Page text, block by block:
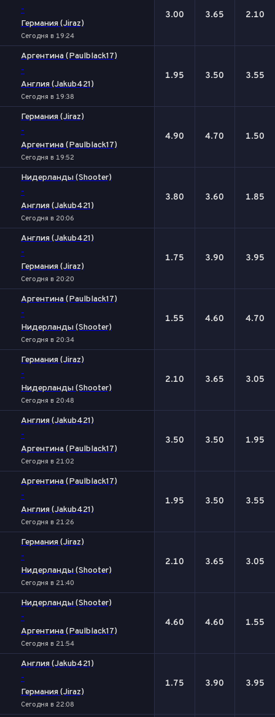
-
Германия (Jiraz)
Сегодня в 19:24
3.00 3.65 2.10
Аргентина (Paulblack17)
-
Англия (Jakub421)
Сегодня в 19:38
1.95 3.50 3.55
Германия (Jiraz)
-
Аргентина (Paulblack17)
Сегодня в 19:52
4.90 4.70 1.50
Нидерланды (Shooter)
-
Англия (Jakub421)
Сегодня в 20:06
3.80 3.60 1.85
Англия (Jakub421)
-
Германия (Jiraz)
Сегодня в 20:20
1.75 3.90 3.95
Аргентина (Paulblack17)
-
Нидерланды (Shooter)
Сегодня в 20:34
1.55 4.60 4.70
Германия (Jiraz)
-
Нидерланды (Shooter)
Сегодня в 20:48
2.10 3.65 3.05
Англия (Jakub421)
-
Аргентина (Paulblack17)
Сегодня в 21:02
3.50 3.50 1.95
Аргентина (Paulblack17)
-
Англия (Jakub421)
Сегодня в 21:26
1.95 3.50 3.55
Германия (Jiraz)
-
Нидерланды (Shooter)
Сегодня в 21:40
2.10 3.65 3.05
Нидерланды (Shooter)
-
Аргентина (Paulblack17)
Сегодня в 21:54
4.60 4.60 1.55
Англия (Jakub421)
-
Германия (Jiraz)
Сегодня в 22:08
1.75 3.90 3.95